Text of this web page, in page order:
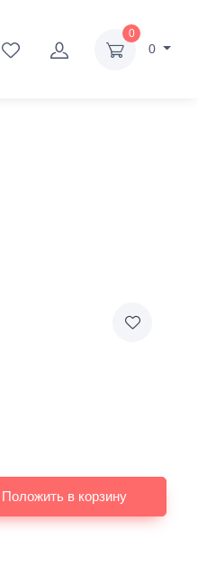
0
0
Положить в корзину